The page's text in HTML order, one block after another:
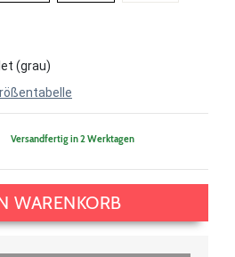
(grau)
Versandfertig in 2 Werktagen
WARENKORB